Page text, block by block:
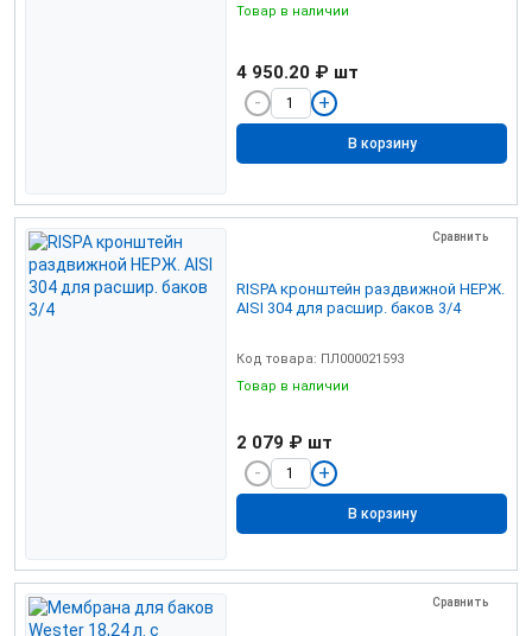
Товар в наличии
4 950.20 ₽ шт
В корзину
Сравнить
RISPA кронштейн раздвижной НЕРЖ.
AISI 304 для расшир. баков 3/4
Код товара: ПЛ000021593
Товар в наличии
2 079 ₽ шт
В корзину
Сравнить